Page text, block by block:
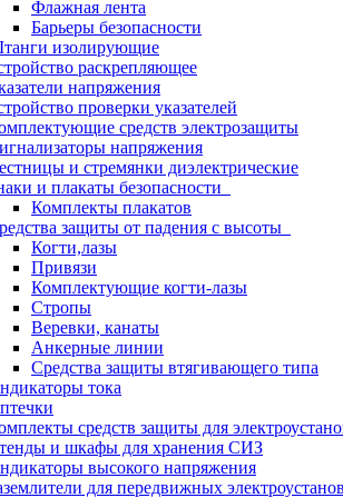
Флажная лента
Барьеры безопасности
изолирующие
раскрепляющее
напряжения
проверки указателей
средств электрозащиты
напряжения
и стремянки диэлектрические
и плакаты безопасности
Комплекты плакатов
защиты от падения с высоты
Когти,лазы
Привязи
Комплектующие когти-лазы
Стропы
Веревки, канаты
Анкерные линии
Средства защиты втягивающего типа
тока
средств защиты для
и шкафы для хранения СИЗ
высокого напряжения
для передвижных